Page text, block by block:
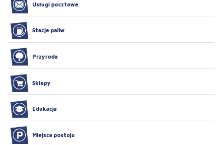
Usługi pocztowe
Stacje paliw
Przyroda
Sklepy
Edukacja
Miejsca postoju